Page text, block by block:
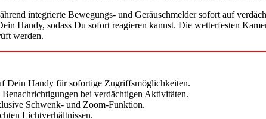
integrierte Bewegungs- und Geräuschmelder sofort auf
Handy, sodass Du sofort reagieren kannst. Die wetterfesten
werden.
Dein Handy für sofortige Zugriffsmöglichkeiten.
bei verdächtigen Aktivitäten.
Schwenk- und Zoom-Funktion.
Lichtverhältnissen.